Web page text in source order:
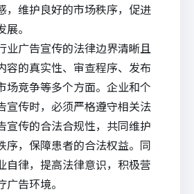
，维护良好的市场秩序，促进
。
业广告宣传的法律边界清晰且
容的真实性、审查程序、发布
场竞争等多个方面。企业和个
宣传时，必须严格遵守相关法
宣传的合法合规性，共同维护
序，保障患者的合法权益。同
自律，提高法律意识，积极营
告环境。